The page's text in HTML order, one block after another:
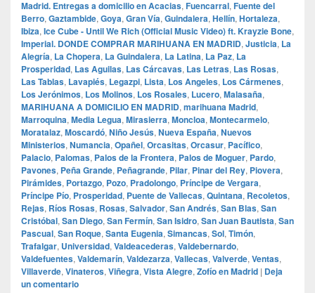
Madrid. Entregas a domicilio en Acacias, Fuencarral, Fuente del
Berro, Gaztambide, Goya, Gran Vía, Guindalera, Hellín, Hortaleza,
Ibiza, Ice Cube - Until We Rich (Official Music Video) ft. Krayzie Bone,
Imperial. DONDE COMPRAR MARIHUANA EN MADRID, Justicia, La
Alegría, La Chopera, La Guindalera, La Latina, La Paz, La
Prosperidad, Las Aguilas, Las Cárcavas, Las Letras, Las Rosas,
Las Tablas, Lavapiés, Legazpi, Lista, Los Angeles, Los Cármenes,
Los Jerónimos, Los Molinos, Los Rosales, Lucero, Malasaña,
MARIHUANA A DOMICILIO EN MADRID, marihuana Madrid,
Marroquina, Media Legua, Mirasierra, Moncloa, Montecarmelo,
Moratalaz, Moscardó, Niño Jesús, Nueva España, Nuevos
Ministerios, Numancia, Opañel, Orcasitas, Orcasur, Pacífico,
Palacio, Palomas, Palos de la Frontera, Palos de Moguer, Pardo,
Pavones, Peña Grande, Peñagrande, Pilar, Pinar del Rey, Piovera,
Pirámides, Portazgo, Pozo, Pradolongo, Príncipe de Vergara,
Príncipe Pío, Prosperidad, Puente de Vallecas, Quintana, Recoletos,
Rejas, Ríos Rosas, Rosas, Salvador, San Andrés, San Blas, San
Cristóbal, San Diego, San Fermín, San Isidro, San Juan Bautista, San
Pascual, San Roque, Santa Eugenia, Simancas, Sol, Timón,
Trafalgar, Universidad, Valdeacederas, Valdebernardo,
Valdefuentes, Valdemarín, Valdezarza, Vallecas, Valverde, Ventas,
Villaverde, Vinateros, Viñegra, Vista Alegre, Zofío en Madrid | Deja
un comentario